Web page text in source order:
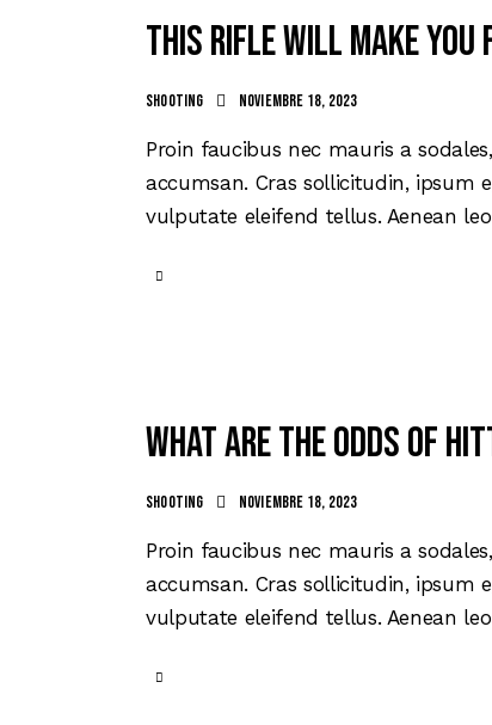
This rifle will make you
Shooting noviembre 18, 2023
Proin faucibus nec mauris a
accumsan. Cras sollicitudin, ipsum
vulputate eleifend tellus. Aenean
What are the odds of
Shooting noviembre 18, 2023
Proin faucibus nec mauris a
accumsan. Cras sollicitudin, ipsum
vulputate eleifend tellus. Aenean